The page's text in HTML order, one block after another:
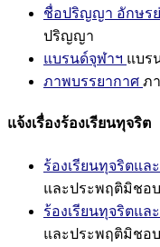
ชื่อปริญญา อักษร
ปริญญา
แบรนด์จุฬาฯ แบร
ภาพบรรยากาศ ภ
แจ้งเรื่องร้องเรียนทุจริต
ร้องเรียนทุจริตแ
และประพฤติมิชอ
ร้องเรียนทุจริตแ
และประพฤติมิชอ